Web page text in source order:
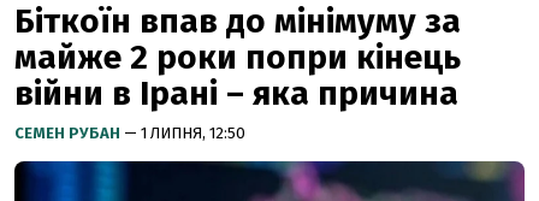
Біткоїн впав до мінімуму за
майже 2 роки попри кінець
війни в Ірані – яка причина
СЕМЕН РУБАН — 1 ЛИПНЯ, 12:50